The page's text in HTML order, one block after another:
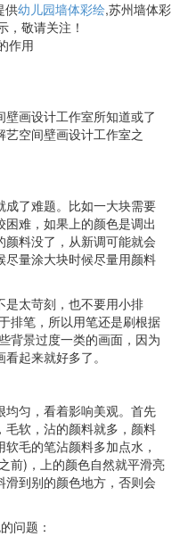
供幼儿园墙体彩绘,苏州墙体彩
，敬请关注！
作用
画设计工作室所知道或了
空间壁画设计工作室之
了难题。比如一大块需要
难，如果上的颜色是调出
料没了，从新调可能就会
量涂大块时候尽量用颜料
是太苛刻，也不要用小排
排笔，所以用笔还是刷根据
背景过度一类的画面，因为
起来就好多了。
匀，看着影响美观。首先
软，沾的颜料就多，颜料
毛的笔沾颜料多加点水，
前)，上的颜色自然就平滑亮
到别的颜色地方，否则会
问题：